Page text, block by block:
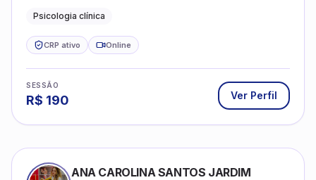
Psicologia clínica
CRP ativo Online
SESSÃO
R$ 190 Ver Perfil
ANA CAROLINA SANTOS JARDIM